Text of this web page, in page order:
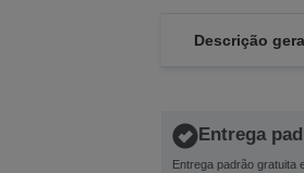
Descrição
Entrega
Entrega padrão gratuita